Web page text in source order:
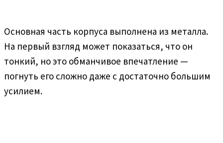
Основная часть корпуса выполнена из металла.
На первый взгляд может показаться, что он
тонкий, но это обманчивое впечатление —
погнуть его сложно даже с достаточно большим
усилием.